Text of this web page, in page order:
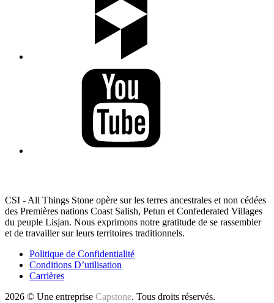
CSI - All Things Stone opère sur les terres ancestrales et non cédées
des Premières nations Coast Salish, Petun et Confederated Villages
du peuple Lisjan. Nous exprimons notre gratitude de se rassembler
et de travailler sur leurs territoires traditionnels.
Politique de Confidentialité
Conditions D’utilisation
Carrières
2026 © Une entreprise Capstone. Tous droits réservés.